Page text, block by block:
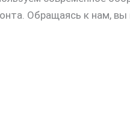
Обращаясь к нам,